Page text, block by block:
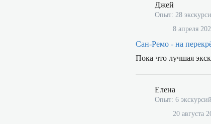
Джей
Опыт: 28
8 апреля
Сан-Ремо - на
Пока что лучшая
Елена
Опыт: 6 экскурсий
20 августа